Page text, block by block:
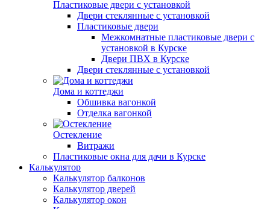
Пластиковые двери с установкой
Двери стеклянные с установкой
Пластиковые двери
Межкомнатные пластиковые двери с
установкой в Курске
Двери ПВХ в Курске
Двери стеклянные с установкой
Дома и коттеджи
Обшивка вагонкой
Отделка вагонкой
Остекление
Витражи
Пластиковые окна для дачи в Курске
Калькулятор
Калькулятор балконов
Калькулятор дверей
Калькулятор окон